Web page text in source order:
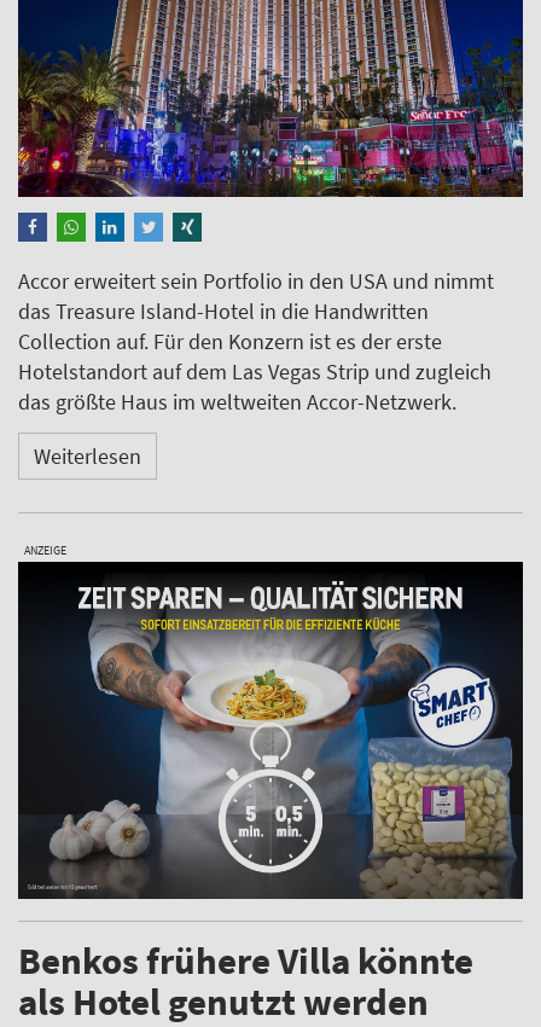
Accor erweitert sein Portfolio in den USA und nimmt
das Treasure Island-Hotel in die Handwritten
Collection auf. Für den Konzern ist es der erste
Hotelstandort auf dem Las Vegas Strip und zugleich
das größte Haus im weltweiten Accor-Netzwerk.
Weiterlesen
ANZEIGE
Benkos frühere Villa könnte
als Hotel genutzt werden